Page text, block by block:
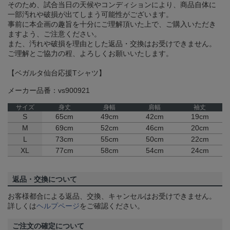
そのため、試合当日の天候やコンディションにより、商品自体に
一部汚れや破損が出てしまう可能性がございます。
事前に本企画の趣旨を十分にご理解頂いた上で、ご購入いただき
ますよう、ご注意ください。
また、汚れや破損を理由とした返品・交換はお受けできません。
ご理解とご協力の程、よろしくお願いいたします。
【ベガルタ仙台応援Tシャツ】
メーカー品番：vs900921
サイズ 身丈 身幅 肩幅 袖丈
S 65cm 49cm 42cm
19cm
M
69cm 52cm 46cm
20cm
L
73cm 55cm 50cm
22cm
XL
77cm 58cm 54cm 24cm
返品・交換について
お客様都合による返品、交換、キャンセルはお受けできません。
詳しくはヘルプページをご確認ください。
ご注文の確定について